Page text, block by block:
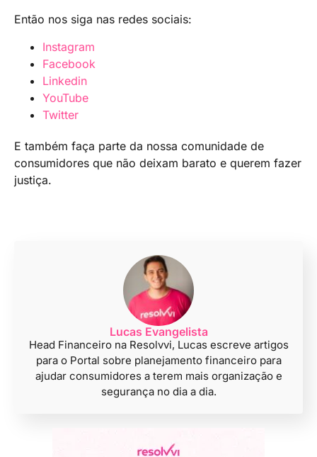
Então nos siga nas redes sociais:
Instagram
Facebook
Linkedin
YouTube
Twitter
E também faça parte da nossa comunidade de
consumidores que não deixam barato e querem fazer
justiça.
Lucas Evangelista
Head Financeiro na Resolvvi, Lucas escreve artigos
para o Portal sobre planejamento financeiro para
ajudar consumidores a terem mais organização e
segurança no dia a dia.